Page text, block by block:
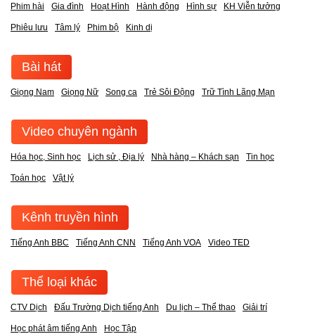
Phim hài Gia đình Hoạt Hình Hành động Hình sự KH Viễn tưởng
Phiêu lưu Tâm lý Phim bộ Kinh dị
Bài hát
Giọng Nam Giọng Nữ Song ca Trẻ Sôi Động Trữ Tình Lãng Mạn
Video chuyên ngành
Hóa học, Sinh học Lịch sử , Địa lý Nhà hàng – Khách sạn Tin học
Toán học Vật lý
Kênh truyền hình
Tiếng Anh BBC Tiếng Anh CNN Tiếng Anh VOA Video TED
Thể loại khác
CTV Dịch Đấu Trường Dịch tiếng Anh Du lịch – Thể thao Giải trí
Học phát âm tiếng Anh Học Tập